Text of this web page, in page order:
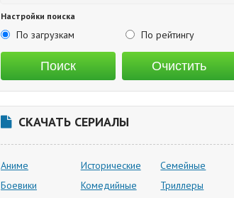
Настройки поиска
По загрузкам По рейтингу
СКАЧАТЬ СЕРИАЛЫ
Аниме
Боевики
Исторические
Комедийные
Семейные
Триллеры